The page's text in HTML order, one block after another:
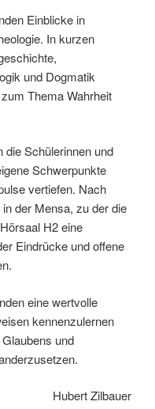
Einblicke in
In kurzen
und Dogmatik
Thema Wahrheit
die Schülerinnen und
Schwerpunkte
vertiefen. Nach
der Mensa, zu der die
H2 eine
Eindrücke und offene
eine wertvolle
kennenzulernen
und
Hubert Zilbauer